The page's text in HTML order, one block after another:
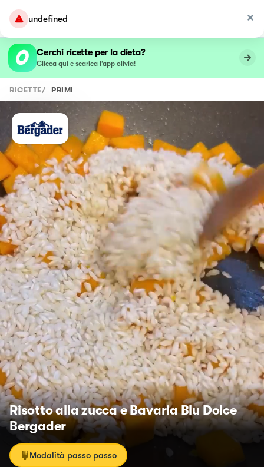
undefined
Cerchi ricette per la dieta?
Clicca qui e scarica l’app olivia!
RICETTE/ PRIMI
Risotto alla zucca e Bavaria Blu Dolce
Bergader
Modalità passo passo